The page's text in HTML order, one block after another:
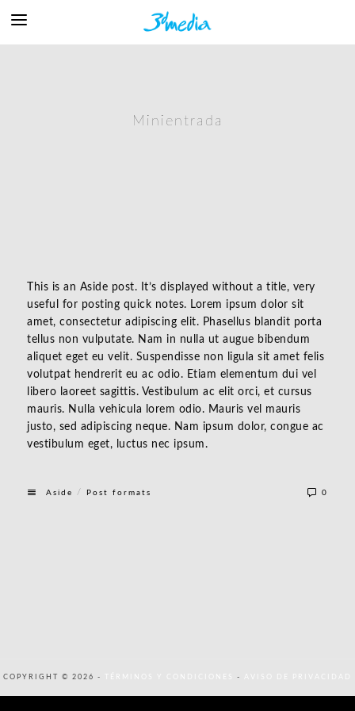
Minientrada
This is an Aside post. It’s displayed without a title, very
useful for posting quick notes. Lorem ipsum dolor sit
amet, consectetur adipiscing elit. Phasellus blandit porta
tellus non vulputate. Nam in nulla ut augue bibendum
aliquet eget eu velit. Suspendisse non ligula sit amet felis
volutpat hendrerit eu ac odio. Etiam elementum dui vel
libero laoreet sagittis. Vestibulum ac elit orci, et cursus
mauris. Nulla vehicula lorem odio. Mauris vel mauris
justo, sed adipiscing neque. Nam ipsum dolor, congue ac
vestibulum eget, luctus nec ipsum.
Aside / Post formats 0
COPYRIGHT © 2026 - TÉRMINOS Y CONDICIONES -